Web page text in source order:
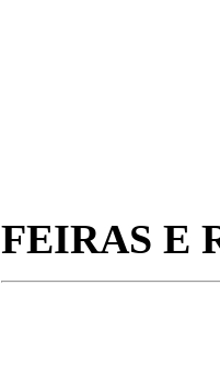
FEIRAS E